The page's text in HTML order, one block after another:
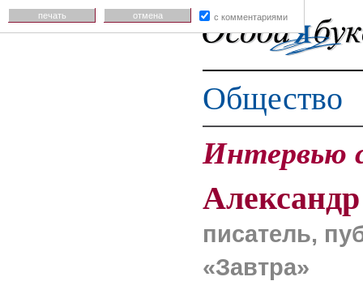
Общество
Интервью
писатель,
«Завтра»
печать отмена с комментариями